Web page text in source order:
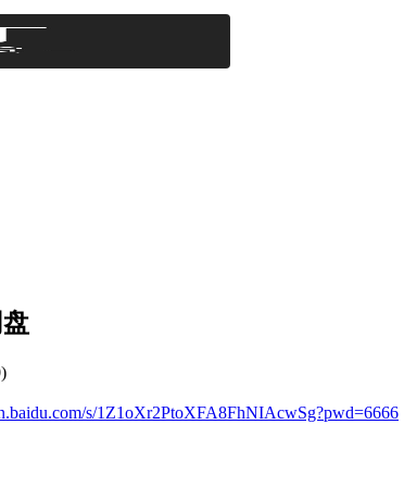
s/1Z1oXr2PtoXFA8FhNIAcwSg?pwd=6666